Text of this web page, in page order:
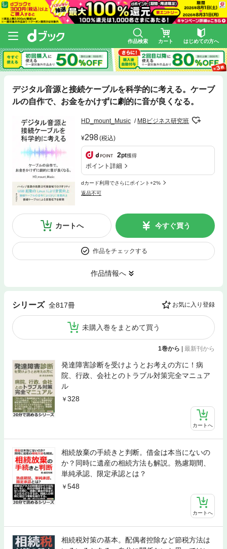
作品検索 カート はじめての方へ
デジタル音源と接続ケーブルを科学的に考える。ケーブ
ルの自作で、お金をかけずに劇的に音が良くなる。
HD_mount_Music MBビジネス研究班
298(税込)
2pt獲得
ポイント詳細
dカード利用でさらにポイント+2%
返品不可
カートへ 今すぐ買う
作品をチェックする
作品情報へ
シリーズ 全817冊 お気に入り登録
未購入巻をまとめて買う
1巻から | 最新刊から
発達障害診断を受けようとお考えの方に！病
院、行政、会社とのトラブル対策完全マニュア
ル
328
カートへ
相続放棄の手続きと判断。借金は本当にないの
か？同時に遺産の相続方法も解説。熟慮期間、
単純承認、限定承認とは？
548
カートへ
相続税対策の基本。配偶者控除など節税方法は